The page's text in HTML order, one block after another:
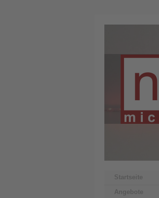
Startseite
Angebote